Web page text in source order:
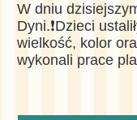
W dniu
Dyni.❗️Dzieci
wielkość, kolor
wykonali prace